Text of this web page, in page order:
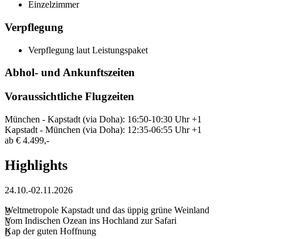
Einzelzimmer
Verpflegung
Verpflegung laut Leistungspaket
Abhol- und Ankunftszeiten
Voraussichtliche Flugzeiten
München - Kapstadt (via Doha): 16:50-10:30 Uhr +1
Kapstadt - München (via Doha): 12:35-06:55 Uhr +1
ab € 4.499,-
Highlights
24.10.-02.11.2026
Weltmetropole Kapstadt und das üppig grüne Weinland
Vom Indischen Ozean ins Hochland zur Safari
Kap der guten Hoffnung